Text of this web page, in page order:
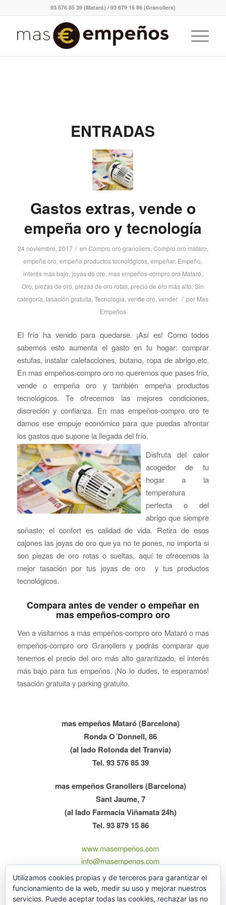
93 576 85 39 (Mataró) / 93 879 15 86 (Granollers)
ENTRADAS
Gastos extras, vende o
empeña oro y tecnología
24 noviembre, 2017 / en Compro oro granollers, Compro oro mataro,
empeña oro,empeña productos tecnológicos,empeñar, Empeño,
interés más bajo, joyas de oro, mas empeños-compro oro Mataró,
Oro,piezas de oro,piezas de oro rotas,precio de oro más alto,Sin
categoría,tasación gratuita,Tecnologia,vende oro,vender / por Mas
Empeños
El frío ha venido para quedarse. ¡Así es! Como todos
sabemos esto aumenta el gasto en tu hogar: comprar
estufas, instalar calefacciones, butano, ropa de abrigo,etc.
En mas empeños-compro oro no queremos que pases frío,
vende o empeña oro y también empeña productos
tecnológicos. Te ofrecemos las mejores condiciones,
discreción y confianza. En mas empeños-compro oro te
damos ese empuje económico para que puedas afrontar
los gastos que supone la llegada del frío.
Disfruta del calor
acogedor de tu
hogar a la
temperatura
perfecta o del
abrigo que siempre
soñaste; el confort es calidad de vida. Retira de esos
cajones las joyas de oro que ya no te pones, no importa si
son piezas de oro rotas o sueltas, aquí te ofrecemos la
mejor tasación por tus joyas de oro y tus productos
tecnológicos.
Compara antes de vender o empeñar en
mas empeños-compro oro
Ven a visitarnos a mas empeños-compro oro Mataró o mas
empeños-compro oro Granollers y podrás comparar que
tenemos el precio del oro más alto garantizado, el interés
más bajo para tus empeños. ¡No lo dudes, te esperamos!
tasación gratuita y parking gratuito.
mas empeños Mataró (Barcelona)
Ronda O´Donnell, 86
(al lado Rotonda del Tranvía)
Tel. 93 576 85 39
mas empeños Granollers (Barcelona)
Sant Jaume, 7
(al lado Farmacia Viñamata 24h)
Tel. 93 879 15 86
www.masempeños.com
info@masempenos.com
Lunes-Viernes 10:00 – 13:30 / 16:00 – 20:00
Sábados 10:30-13:00
Utilizamos cookies propias y de terceros para garantizar el
funcionamiento de la web, medir su uso y mejorar nuestros
servicios. Puede aceptar todas las cookies, rechazar las no